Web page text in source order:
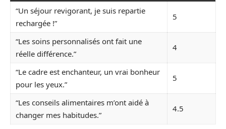
“Un séjour revigorant, je suis repartie
rechargée !”
5
“Les soins personnalisés ont fait une
réelle différence.”
4
“Le cadre est enchanteur, un vrai bonheur
pour les yeux.”
5
“Les conseils alimentaires m’ont aidé à
changer mes habitudes.”
4.5